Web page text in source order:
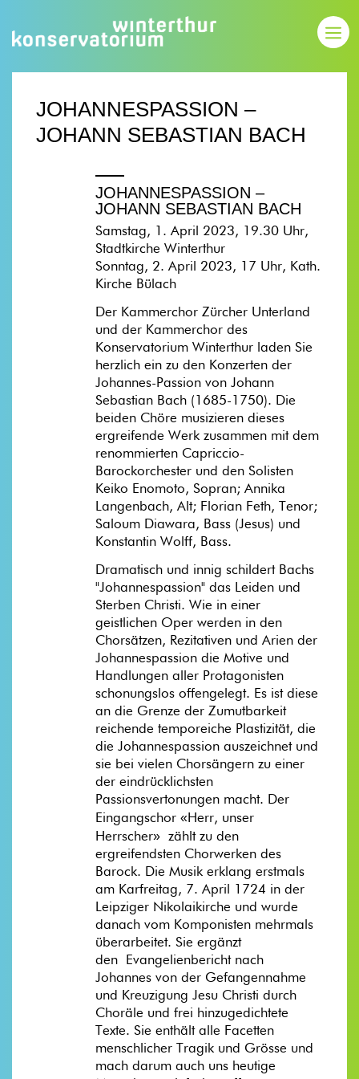
JOHANNESPASSION –
JOHANN SEBASTIAN BACH
JOHANNESPASSION –
JOHANN SEBASTIAN BACH
Samstag, 1. April 2023, 19.30 Uhr,
Stadtkirche Winterthur
Sonntag, 2. April 2023, 17 Uhr, Kath.
Kirche Bülach
Der Kammerchor Zürcher Unterland
und der Kammerchor des
Konservatorium Winterthur laden Sie
herzlich ein zu den Konzerten der
Johannes-Passion von Johann
Sebastian Bach (1685-1750). Die
beiden Chöre musizieren dieses
ergreifende Werk zusammen mit dem
renommierten Capriccio-
Barockorchester und den Solisten
Keiko Enomoto, Sopran; Annika
Langenbach, Alt; Florian Feth, Tenor;
Saloum Diawara, Bass (Jesus) und
Konstantin Wolff, Bass.
Dramatisch und innig schildert Bachs
"Johannespassion" das Leiden und
Sterben Christi. Wie in einer
geistlichen Oper werden in den
Chorsätzen, Rezitativen und Arien der
Johannespassion die Motive und
Handlungen aller Protagonisten
schonungslos offengelegt. Es ist diese
an die Grenze der Zumutbarkeit
reichende temporeiche Plastizität, die
die Johannespassion auszeichnet und
sie bei vielen Chorsängern zu einer
der eindrücklichsten
Passionsvertonungen macht. Der
Eingangschor«Herr, unser
Herrscher» zählt zu den
ergreifendsten Chorwerken des
Barock. Die Musik erklang erstmals
am Karfreitag, 7. April 1724 in der
Leipziger Nikolaikirche und wurde
danach vom Komponisten mehrmals
überarbeitet. Sie ergänzt
den Evangelienbericht nach
Johannes von der Gefangennahme
und Kreuzigung Jesu Christi durch
Choräle und frei hinzugedichtete
Texte. Sie enthält alle Facetten
menschlicher Tragik und Grösse und
mach darum auch uns heutige